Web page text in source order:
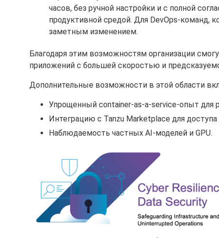
часов, без ручной настройки и с полной
продуктивной средой. Для DevOps-команд,
заметным изменением.
Благодаря этим возможностям организации
приложений с большей скоростью и
Дополнительные возможности в этой области
Упрощенный container-as-a-service-опыт для
Интеграцию с Tanzu Marketplace для
Наблюдаемость частных AI-моделей и GPU.